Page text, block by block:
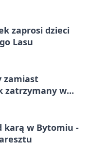
zaprosi dzieci
Lasu
zamiast
zatrzymany w
karą w Bytomiu -